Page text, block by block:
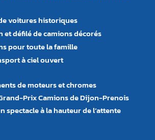
voitures historiques
et défilé de camions décorés
pour toute la famille
à ciel ouvert
de moteurs et chromes
Prix Camions de Dijon-Prenois
spectacle à la hauteur de l’attente